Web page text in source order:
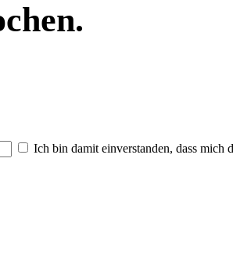
Ich bin damit einverstanden, dass mich